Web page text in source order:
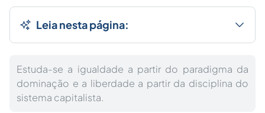
Leia nesta página:
Estuda-se a igualdade a partir do paradigma da
dominação e a liberdade a partir da disciplina do
sistema capitalista.